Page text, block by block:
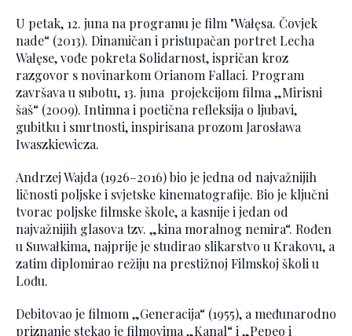
U petak, 12. juna na programu je film "Wałęsa. Čovjek
nade“ (2013). Dinamičan i pristupačan portret Lecha
Wałęse, vođe pokreta Solidarnost, ispričan kroz
razgovor s novinarkom Orianom Fallaci. Program
završava u subotu, 13. juna projekcijom filma „Mirisni
šaš“ (2009). Intimna i poetična refleksija o ljubavi,
gubitku i smrtnosti, inspirisana prozom Jarosława
Iwaszkiewicza.
Andrzej Wajda (1926–2016) bio je jedna od najvažnijih
ličnosti poljske i svjetske kinematografije. Bio je ključni
tvorac poljske filmske škole, a kasnije i jedan od
najvažnijih glasova tzv. „kina moralnog nemira“. Rođen
u Suwałkima, najprije je studirao slikarstvo u Krakovu, a
zatim diplomirao režiju na prestižnoj Filmskoj školi u
Lođu.
Debitovao je filmom „Generacija“ (1955), a međunarodno
priznanje stekao je filmovima „Kanal“ i „Pepeo i